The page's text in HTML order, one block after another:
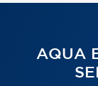
AQUA